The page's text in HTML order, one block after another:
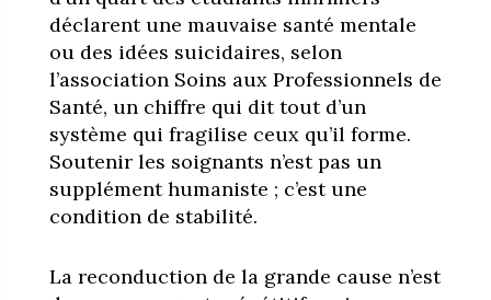
déclarent une mauvaise santé mentale
ou des idées suicidaires, selon
l’association Soins aux Professionnels de
Santé, un chiffre qui dit tout d’un
système qui fragilise ceux qu’il forme.
Soutenir les soignants n’est pas un
supplément humaniste ; c’est une
condition de stabilité.
La reconduction de la grande cause n’est